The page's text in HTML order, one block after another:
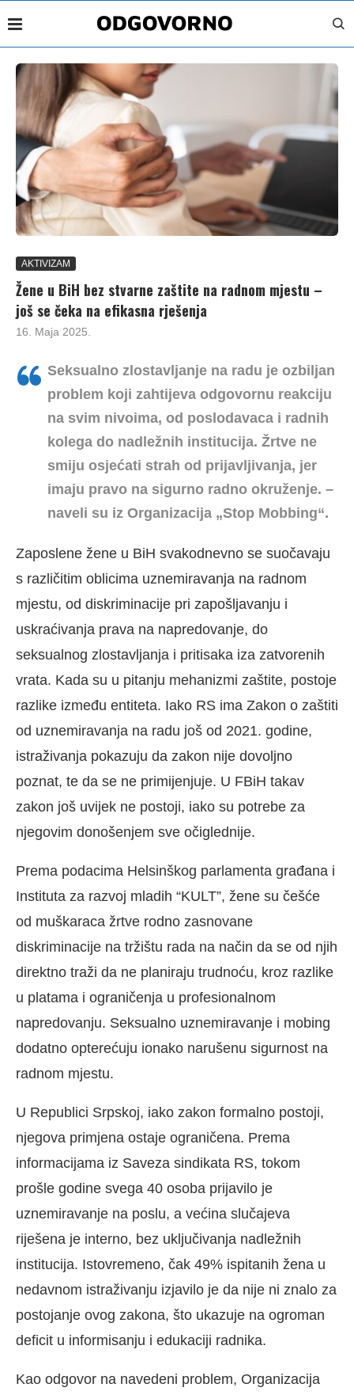
AKTIVIZAM
Žene u BiH bez stvarne zaštite na radnom mjestu –
još se čeka na efikasna rješenja
16. Maja 2025.
Seksualno zlostavljanje na radu je ozbiljan
problem koji zahtijeva odgovornu reakciju
na svim nivoima, od poslodavaca i radnih
kolega do nadležnih institucija. Žrtve ne
smiju osjećati strah od prijavljivanja, jer
imaju pravo na sigurno radno okruženje. –
naveli su iz Organizacija „Stop Mobbing“.
Zaposlene žene u BiH svakodnevno se suočavaju
s različitim oblicima uznemiravanja na radnom
mjestu, od diskriminacije pri zapošljavanju i
uskraćivanja prava na napredovanje, do
seksualnog zlostavljanja i pritisaka iza zatvorenih
vrata. Kada su u pitanju mehanizmi zaštite, postoje
razlike između entiteta. Iako RS ima Zakon o zaštiti
od uznemiravanja na radu još od 2021. godine,
istraživanja pokazuju da zakon nije dovoljno
poznat, te da se ne primijenjuje. U FBiH takav
zakon još uvijek ne postoji, iako su potrebe za
njegovim donošenjem sve očiglednije.
Prema podacima Helsinškog parlamenta građana i
Instituta za razvoj mladih “KULT”, žene su češće
od muškaraca žrtve rodno zasnovane
diskriminacije na tržištu rada na način da se od njih
direktno traži da ne planiraju trudnoću, kroz razlike
u platama i ograničenja u profesionalnom
napredovanju. Seksualno uznemiravanje i mobing
dodatno opterećuju ionako narušenu sigurnost na
radnom mjestu.
U Republici Srpskoj, iako zakon formalno postoji,
njegova primjena ostaje ograničena. Prema
informacijama iz Saveza sindikata RS, tokom
prošle godine svega 40 osoba prijavilo je
uznemiravanje na poslu, a većina slučajeva
riješena je interno, bez uključivanja nadležnih
institucija. Istovremeno, čak 49% ispitanih žena u
nedavnom istraživanju izjavilo je da nije ni znalo za
postojanje ovog zakona, što ukazuje na ogroman
deficit u informisanju i edukaciji radnika.
Kao odgovor na navedeni problem, Organizacija